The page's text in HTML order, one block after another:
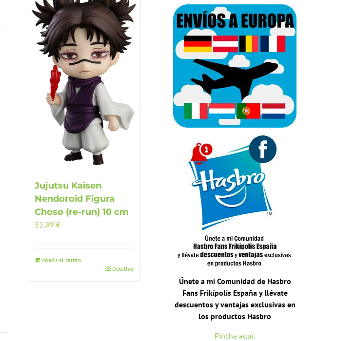
Jujutsu Kaisen
Nendoroid Figura
Choso (re-run) 10 cm
52,99€
Añadir al carrito
Detalles
Únete a mi Comunidad de Hasbro
Fans Frikípolis España y llévate
descuentos y ventajas exclusivas en
los productos Hasbro
Pincha aquí.